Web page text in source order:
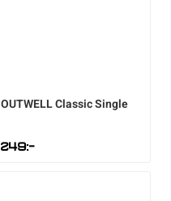
OUTWELLClassic Single
249:-